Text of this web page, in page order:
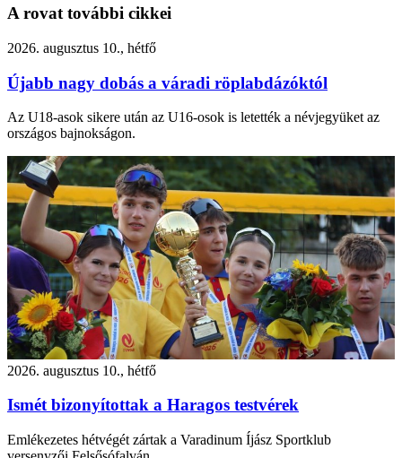
A rovat további cikkei
2026. augusztus 10., hétfő
Újabb nagy dobás a váradi röplabdázóktól
Az U18-asok sikere után az U16-osok is letették a névjegyüket az
országos bajnokságon.
2026. augusztus 10., hétfő
Ismét bizonyítottak a Haragos testvérek
Emlékezetes hétvégét zártak a Varadinum Íjász Sportklub